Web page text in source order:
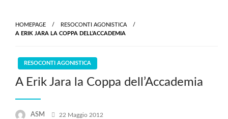
content
HOMEPAGE
RESOCONTI AGONISTICA
A ERIK JARA LA COPPA DELL’ACCADEMIA
RESOCONTI AGONISTICA
A Erik Jara la Coppa dell’Accademia
ASM
Posted
22 Maggio 2012